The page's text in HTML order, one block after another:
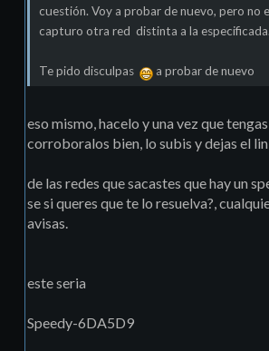
cuestión. Voy a probar de nuevo, pero no
capturo otra red distinta a la especificada.
Te pido disculpas a probar de nuevo
eso mismo, hacelo y una vez que
corroboralos bien, lo subis y dejas el
de las redes que sacastes que hay un
se si queres que te lo resuelva?,
avisas.
este seria
Speedy-6DA5D9